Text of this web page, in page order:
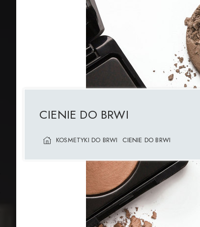
CIENIE DO BRWI
KOSMETYKI DO BRWI CIENIE DO BRWI